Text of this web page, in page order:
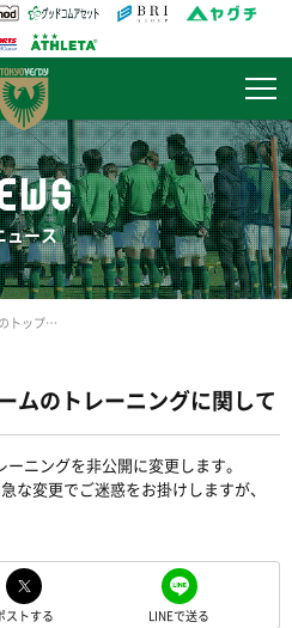
ュース
明日（3/3）のトップチームのトレーニングに関して
ムのトレーニングに関して
ニングを非公開に変更します。
な変更でご迷惑をお掛けしますが、
ストする LINEで送る